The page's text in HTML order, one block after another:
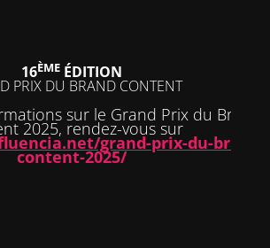
16ÈME ÉDITION
PRIX DU BRAND CONTENT
sur le Grand Prix du Brand
2025, rendez-vous sur
grand-prix-du-brand-
content-2025/